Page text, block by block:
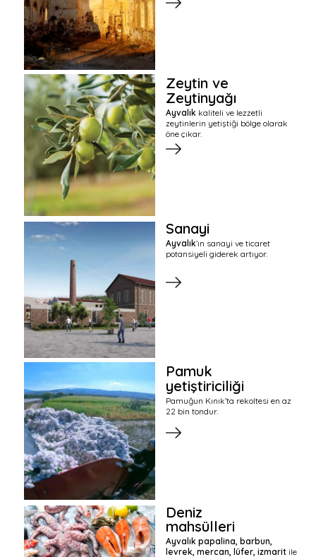
Zeytin ve
Zeytinyağı
Ayvalık kaliteli ve lezzetli
zeytinlerin yetiştiği bölge olarak
öne çıkar.
Sanayi
Ayvalık’ın sanayi ve ticaret
potansiyeli giderek artıyor.
Pamuk
yetiştiriciliği
Pamuğun Kınık’ta rekoltesi en az
22 bin tondur.
Deniz
mahsülleri
Ayvalık papalina, barbun,
levrek, mercan, lüfer, izmarit ile